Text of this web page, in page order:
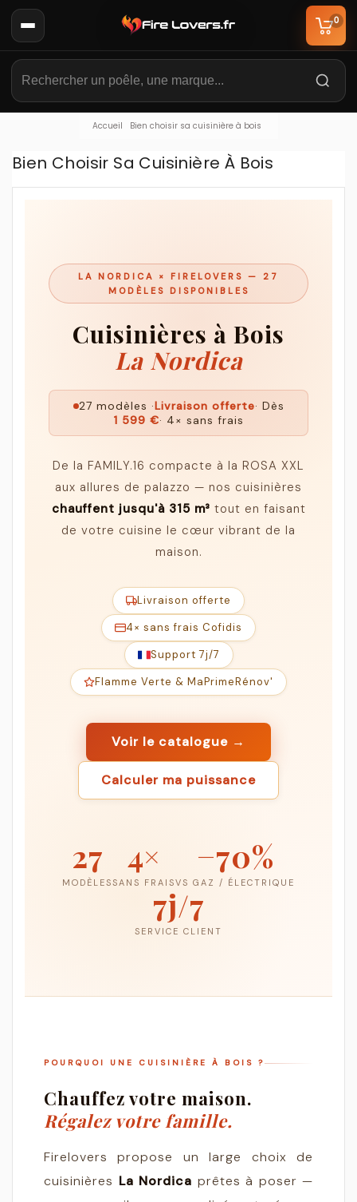
0
Accueil Bien choisir sa cuisinière à bois
Bien Choisir Sa Cuisinière À Bois
LA NORDICA × FIRELOVERS — 27
MODÈLES DISPONIBLES
Cuisinières à Bois
La Nordica
27 modèles ·Livraison offerte· Dès
1 599 €· 4× sans frais
De la FAMILY.16 compacte à la ROSA XXL
aux allures de palazzo — nos cuisinières
chauffent jusqu'à 315 m³ tout en faisant
de votre cuisine le cœur vibrant de la
maison.
Livraison offerte
4× sans frais Cofidis
Support 7j/7
Flamme Verte & MaPrimeRénov'
Voir le catalogue →
Calculer ma puissance
27
MODÈLES
4×
SANS FRAIS
−70%
VS GAZ / ÉLECTRIQUE
7j/7
SERVICE CLIENT
POURQUOI UNE CUISINIÈRE À BOIS ?
Chauffez votre maison.
Régalez votre famille.
Firelovers propose un large choix de
cuisinières La Nordica prêtes à poser —